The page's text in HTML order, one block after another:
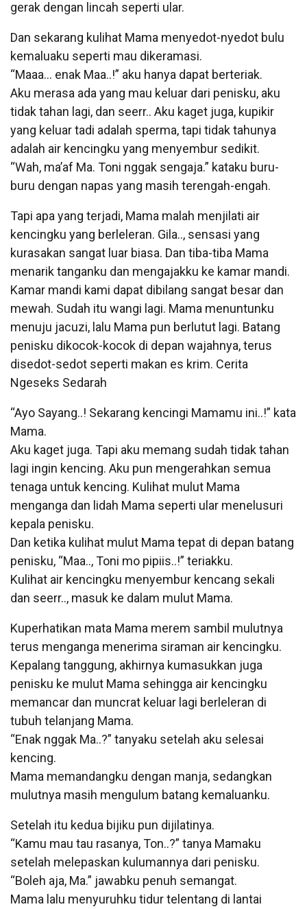
gerak dengan lincah seperti ular.
Dan sekarang kulihat Mama menyedot-nyedot bulu
kemaluaku seperti mau dikeramasi.
“Maaa… enak Maa..!” aku hanya dapat berteriak.
Aku merasa ada yang mau keluar dari penisku, aku
tidak tahan lagi, dan seerr.. Aku kaget juga, kupikir
yang keluar tadi adalah sperma, tapi tidak tahunya
adalah air kencingku yang menyembur sedikit.
“Wah, ma’af Ma. Toni nggak sengaja.” kataku buru-
buru dengan napas yang masih terengah-engah.
Tapi apa yang terjadi, Mama malah menjilati air
kencingku yang berleleran. Gila.., sensasi yang
kurasakan sangat luar biasa. Dan tiba-tiba Mama
menarik tanganku dan mengajakku ke kamar mandi.
Kamar mandi kami dapat dibilang sangat besar dan
mewah. Sudah itu wangi lagi. Mama menuntunku
menuju jacuzi, lalu Mama pun berlutut lagi. Batang
penisku dikocok-kocok di depan wajahnya, terus
disedot-sedot seperti makan es krim. Cerita
Ngeseks Sedarah
“Ayo Sayang..! Sekarang kencingi Mamamu ini..!” kata
Mama.
Aku kaget juga. Tapi aku memang sudah tidak tahan
lagi ingin kencing. Aku pun mengerahkan semua
tenaga untuk kencing. Kulihat mulut Mama
menganga dan lidah Mama seperti ular menelusuri
kepala penisku.
Dan ketika kulihat mulut Mama tepat di depan batang
penisku, “Maa.., Toni mo pipiis..!” teriakku.
Kulihat air kencingku menyembur kencang sekali
dan seerr.., masuk ke dalam mulut Mama.
Kuperhatikan mata Mama merem sambil mulutnya
terus menganga menerima siraman air kencingku.
Kepalang tanggung, akhirnya kumasukkan juga
penisku ke mulut Mama sehingga air kencingku
memancar dan muncrat keluar lagi berleleran di
tubuh telanjang Mama.
“Enak nggak Ma..?” tanyaku setelah aku selesai
kencing.
Mama memandangku dengan manja, sedangkan
mulutnya masih mengulum batang kemaluanku.
Setelah itu kedua bijiku pun dijilatinya.
“Kamu mau tau rasanya, Ton..?” tanya Mamaku
setelah melepaskan kulumannya dari penisku.
“Boleh aja, Ma.” jawabku penuh semangat.
Mama lalu menyuruhku tidur telentang di lantai